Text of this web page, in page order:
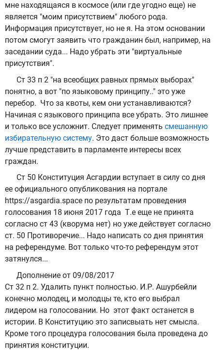
мне находящаяся в космосе (или где угодно еще) не
является "моим присутствием" любого рода.
Информация присутствует, но не я. На этом основании
потом смогут заявить что гражданин был, например, на
заседании суда... Надо убрать эти "виртуальные
присутствия".
Ст 33 п 2 "на всеобщих равных прямых выборах"
понятно, а вот "по языковому принципу.." это уже
перебор. Что за квоты, кем они устанавливаются?
Начиная с языкового принципа все убрать. Это лишнее
и только все усложнит. Следует применять смешанную
избирательную систему. Это даст больше возможность
лучше представить в парламенте интересы всех
граждан.
Ст 50 Конституция Асгардии вступает в силу со дня
ее официального опубликования на портале
https://asgardia.space по результатам проведения
голосования 18 июня 2017 года Т.е еще не принята
согласно ст 43 (кворума нет) но уже действует согласно
ст. 50 Противоречие... Надо написать со дня принятия
на референдуме. Вот только что-то референдум этот
затянулся...
Дополнение от 09/08/2017
Ст 32 п 2. Удалить пункт полностью. И.Р. Ашурбейли
конечно молодец, и молодцы те, кто его выбрал
лидером на голосовании. Но этот факт останется в
истории. В Конституцию это записвыать нет смысла.
Кроме того процедура голосования была проведена до
принятия конституции.